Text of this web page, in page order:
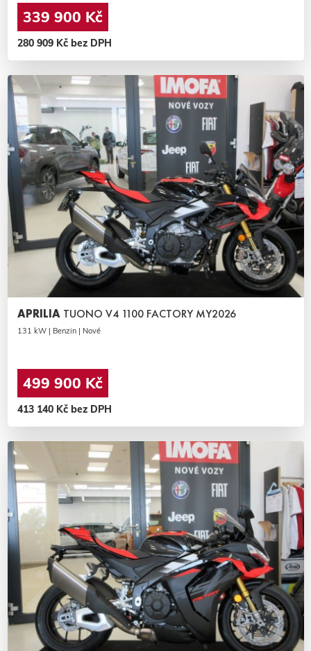
339 900 Kč
280 909 Kč bez DPH
APRILIA TUONO V4 1100 FACTORY MY2026
131 kW | Benzin | Nové
499 900 Kč
413 140 Kč bez DPH